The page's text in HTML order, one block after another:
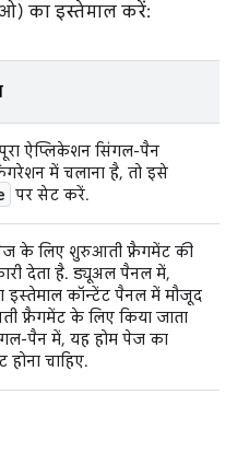
का इस्तेमाल करें:
ऐप्लिकेशन सिंगल-पैन
में चलाना है, तो इसे
पर सेट करें.
के लिए शुरुआती फ़्रैगमेंट की
देता है. ड्यूअल पैनल में,
इस्तेमाल कॉन्टेंट पैनल में मौजूद
फ़्रैगमेंट के लिए किया जाता
पैन में, यह होम पेज का
होना चाहिए.